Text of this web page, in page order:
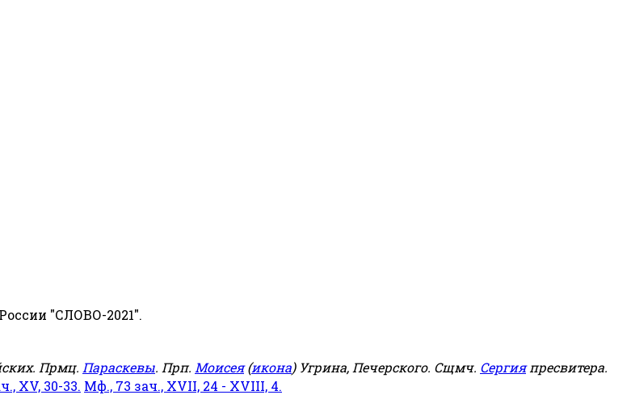
"СЛОВО-2021".
Прмц. Параскевы. Прп. Моисея(икона) Угрина, Печерского. Сщмч. Сергияпресвитера.
XV, 30-33. Мф., 73 зач., XVII, 24 - XVIII, 4.